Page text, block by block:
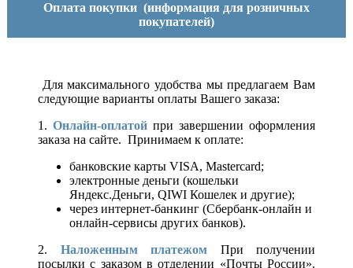
Оплата покупки (информация для розничных
покупателей)
Для максимального удобства мы предлагаем Вам
следующие варианты оплаты Вашего заказа:
1. Онлайн-оплатой при завершении оформления
заказа на сайте. Принимаем к оплате:
банковские карты VISA, Mastercard;
электронные деньги (кошельки
Яндекс.Деньги, QIWI Кошелек и другие);
через интернет-банкинг (Сбербанк-онлайн и
онлайн-сервисы других банков).
2. Наложенным платежом При получении
посылки с заказом в отделении «Почты России».